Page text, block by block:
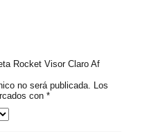
Rocket Visor Claro Af
no será publicada.
Los
con *